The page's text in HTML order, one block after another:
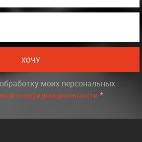
ХОЧУ
моих персональных
конфиденциальности.*